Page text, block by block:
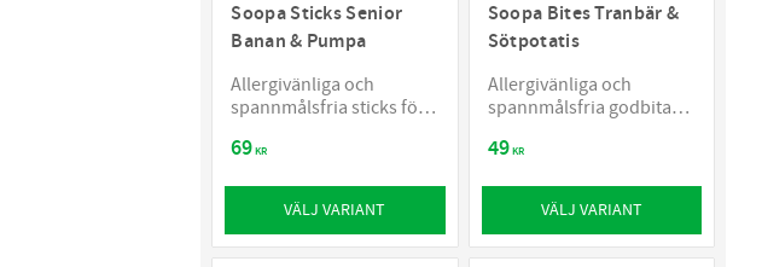
Soopa Sticks Senior
Banan & Pumpa
Allergivänliga och
spannmålsfria sticks för
69KR
VÄLJ VARIANT
Soopa Bites Tranbär &
Sötpotatis
Allergivänliga och
spannmålsfria godbitar
49KR
VÄLJ VARIANT